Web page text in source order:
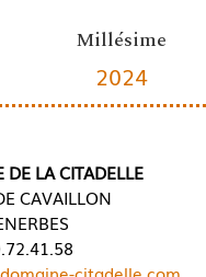
Millésime
2024
LA CITADELLE
CAVAILLON